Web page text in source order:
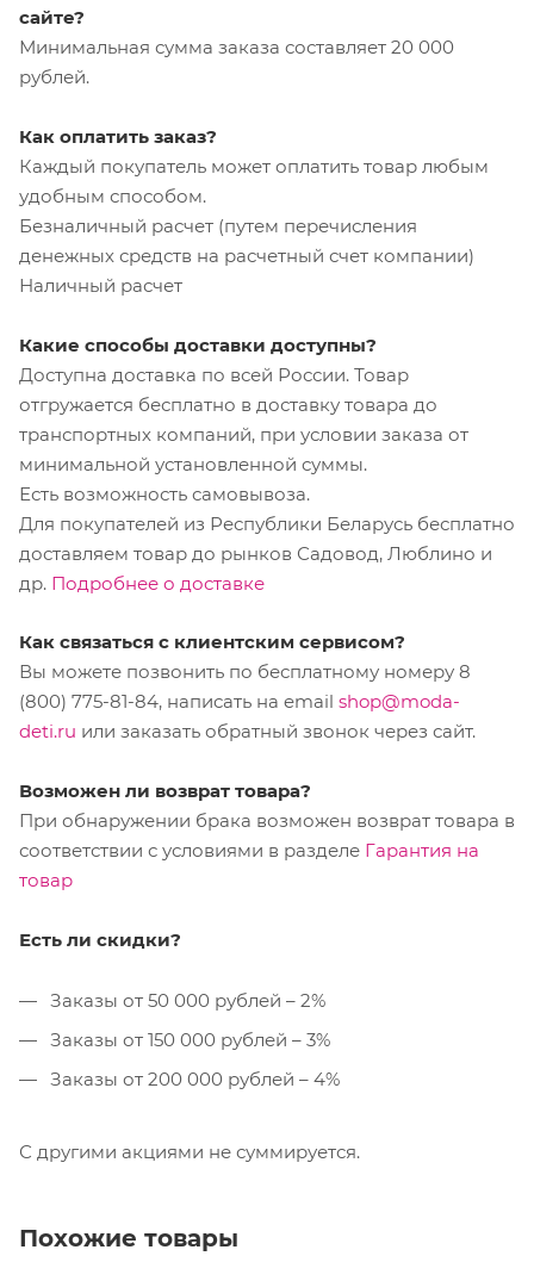
сайте?
Минимальная сумма заказа составляет 20 000
рублей.
Как оплатить заказ?
Каждый покупатель может оплатить товар любым
удобным способом.
Безналичный расчет (путем перечисления
денежных средств на расчетный счет компании)
Наличный расчет
Какие способы доставки доступны?
Доступна доставка по всей России. Товар
отгружается бесплатно в доставку товара до
транспортных компаний, при условии заказа от
минимальной установленной суммы.
Есть возможность самовывоза.
Для покупателей из Республики Беларусь бесплатно
доставляем товар до рынков Садовод, Люблино и
др. Подробнее о доставке
Как связаться с клиентским сервисом?
Вы можете позвонить по бесплатному номеру 8
(800) 775-81-84, написать на email shop@moda-
deti.ru или заказать обратный звонок через сайт.
Возможен ли возврат товара?
При обнаружении брака возможен возврат товара в
соответствии с условиями в разделе Гарантия на
товар
Есть ли скидки?
Заказы от 50 000 рублей – 2%
Заказы от 150 000 рублей – 3%
Заказы от 200 000 рублей – 4%
С другими акциями не суммируется.
Похожие товары